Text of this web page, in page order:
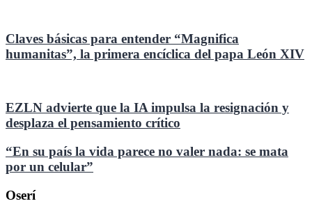
Claves básicas para entender “Magnifica
humanitas”, la primera encíclica del papa León XIV
EZLN advierte que la IA impulsa la resignación y
desplaza el pensamiento crítico
“En su país la vida parece no valer nada: se mata
por un celular”
Oserí